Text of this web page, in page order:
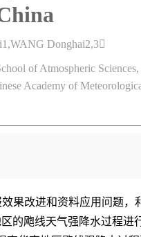
Donghai2,3
of Atmospheric
Academy of
果改进和资料应用问题，
的飑线天气强降水过程